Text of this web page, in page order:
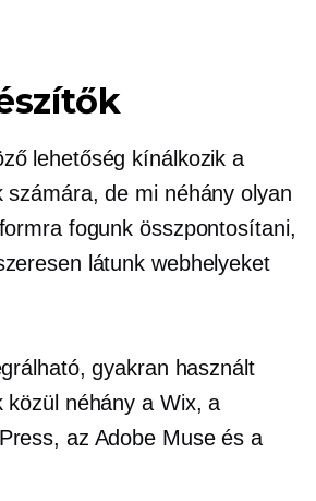
lehetőség kínálkozik a
számára, de mi néhány olyan
fogunk összpontosítani,
látunk webhelyeket
gyakran használt
közül néhány a Wix, a
az Adobe Muse és a